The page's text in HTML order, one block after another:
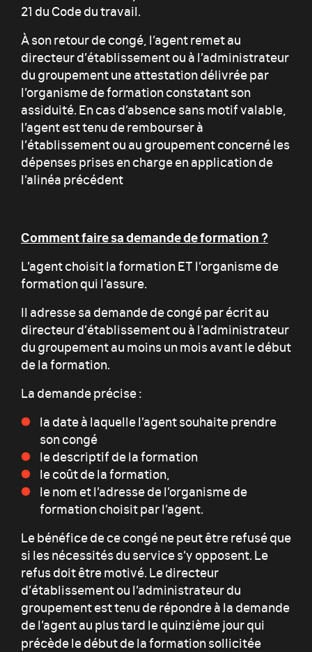
21 du Code du travail.
À son retour de congé, l’agent remet au
directeur d’établissement ou à l’administrateur
du groupement une attestation délivrée par
l’organisme de formation constatant son
assiduité. En cas d’absence sans motif valable,
l’agent est tenu de rembourser à
l’établissement ou au groupement concerné les
dépenses prises en charge en application de
l’alinéa précédent
Comment faire sa demande de formation ?
L’agent choisit la formation ET l’organisme de
formation qui l’assure.
Il adresse sa demande de congé par écrit au
directeur d’établissement ou à l’administrateur
du groupement au moins un mois avant le début
de la formation.
La demande précise :
la date à laquelle l’agent souhaite prendre
son congé
le descriptif de la formation
le coût de la formation,
le nom et l’adresse de l’organisme de
formation choisit par l’agent.
Le bénéfice de ce congé ne peut être refusé que
si les nécessités du service s’y opposent. Le
refus doit être motivé. Le directeur
d’établissement ou l’administrateur du
groupement est tenu de répondre à la demande
de l’agent au plus tard le quinzième jour qui
précède le début de la formation sollicitée